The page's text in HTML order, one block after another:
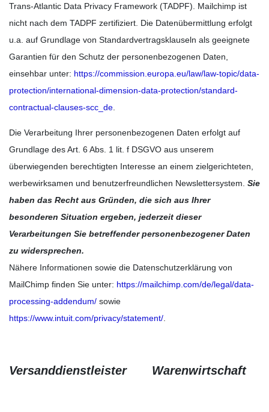
Trans-Atlantic Data Privacy Framework (TADPF). Mailchimp ist
nicht nach dem TADPF zertifiziert. Die Datenübermittlung erfolgt
u.a. auf Grundlage von Standardvertragsklauseln als geeignete
Garantien für den Schutz der personenbezogenen Daten,
einsehbar unter: https://commission.europa.eu/law/law-topic/data-
protection/international-dimension-data-protection/standard-
contractual-clauses-scc_de
Die Verarbeitung Ihrer personenbezogenen Daten erfolgt auf
Grundlage des Art. 6 Abs. 1 lit. f DSGVO aus unserem
überwiegenden berechtigten Interesse an einem zielgerichteten,
werbewirksamen und benutzerfreundlichen Newslettersystem. Sie
haben das Recht aus Gründen, die sich aus Ihrer
besonderen Situation ergeben, jederzeit dieser
Verarbeitungen Sie betreffender personenbezogener Daten
zu widersprechen.
Nähere Informationen sowie die Datenschutzerklärung von
MailChimp finden Sie unter: https://mailchimp.com/de/legal/data-
processing-addendum/ sowie
https://www.intuit.com/privacy/statement/
Versanddienstleister Warenwirtschaft